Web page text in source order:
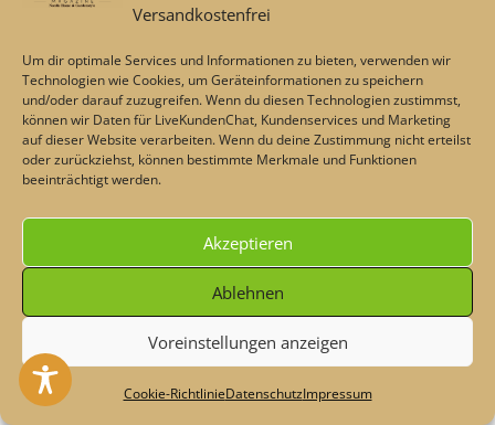
Versandkostenfrei
Um dir optimale Services und Informationen zu bieten, verwenden wir
Technologien wie Cookies, um Geräteinformationen zu speichern
und/oder darauf zuzugreifen. Wenn du diesen Technologien zustimmst,
können wir Daten für LiveKundenChat, Kundenservices und Marketing
auf dieser Website verarbeiten. Wenn du deine Zustimmung nicht erteilst
oder zurückziehst, können bestimmte Merkmale und Funktionen
beeinträchtigt werden.
Akzeptieren
Ablehnen
Voreinstellungen anzeigen
Cookie-RichtlinieDatenschutzImpressum
Heute - Dekoschnäppchen & Rabatte im Sommer💖 Code:
#maisonplusVerwerfen
Küchenhelfer im Alltag
Glasboxen, Schachteln, Deko-Schalen & Vasen
MaisonPlus Lounge 🌹
Günstig shoppen – Aktionen, Sonderangebote &
Gutscheine
Über uns
Badaccessoires von Aquanova
Bad Accessoires und Küchen-Shop von Zone® Denmark
Badspiegel & Waagen
Wäschekörbe & Badematten
Badetücher und Handtücher
Natur Badehandtücher aus Leinen in feiner Waffel-